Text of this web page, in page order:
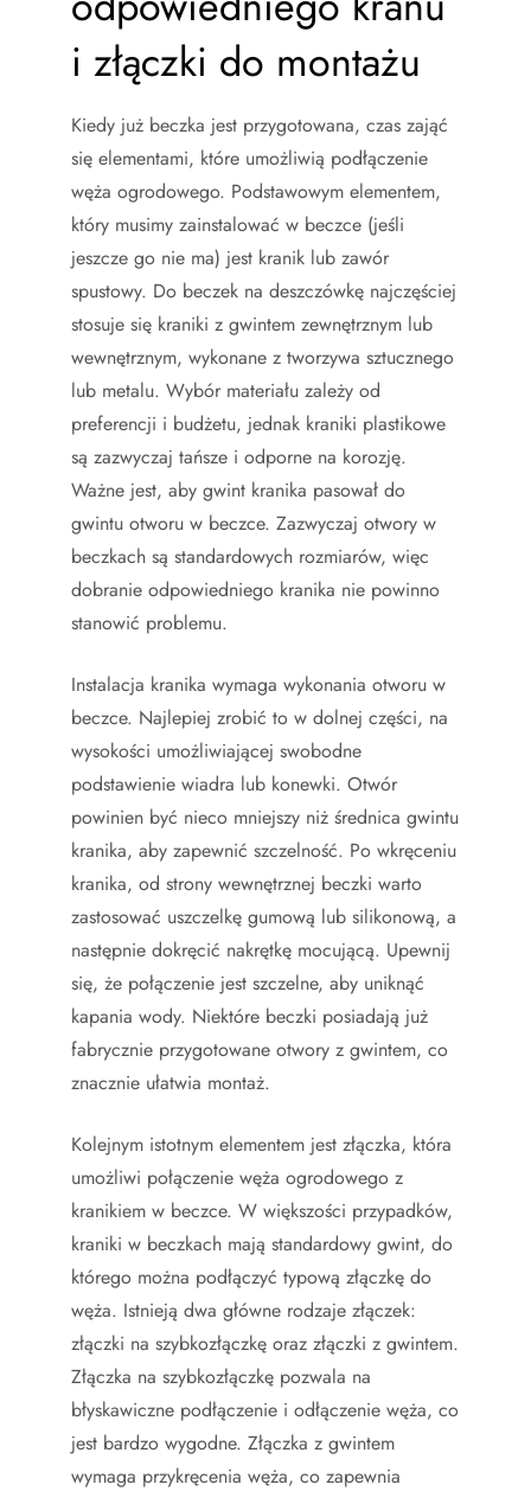
i złączki do montażu
Kiedy już beczka jest przygotowana, czas zająć
się elementami, które umożliwią podłączenie
węża ogrodowego. Podstawowym elementem,
który musimy zainstalować w beczce (jeśli
jeszcze go nie ma) jest kranik lub zawór
spustowy. Do beczek na deszczówkę najczęściej
stosuje się kraniki z gwintem zewnętrznym lub
wewnętrznym, wykonane z tworzywa sztucznego
lub metalu. Wybór materiału zależy od
preferencji i budżetu, jednak kraniki plastikowe
są zazwyczaj tańsze i odporne na korozję.
Ważne jest, aby gwint kranika pasował do
gwintu otworu w beczce. Zazwyczaj otwory w
beczkach są standardowych rozmiarów, więc
dobranie odpowiedniego kranika nie powinno
stanowić problemu.
Instalacja kranika wymaga wykonania otworu w
beczce. Najlepiej zrobić to w dolnej części, na
wysokości umożliwiającej swobodne
podstawienie wiadra lub konewki. Otwór
powinien być nieco mniejszy niż średnica gwintu
kranika, aby zapewnić szczelność. Po wkręceniu
kranika, od strony wewnętrznej beczki warto
zastosować uszczelkę gumową lub silikonową, a
następnie dokręcić nakrętkę mocującą. Upewnij
się, że połączenie jest szczelne, aby uniknąć
kapania wody. Niektóre beczki posiadają już
fabrycznie przygotowane otwory z gwintem, co
znacznie ułatwia montaż.
Kolejnym istotnym elementem jest złączka, która
umożliwi połączenie węża ogrodowego z
kranikiem w beczce. W większości przypadków,
kraniki w beczkach mają standardowy gwint, do
którego można podłączyć typową złączkę do
węża. Istnieją dwa główne rodzaje złączek:
złączki na szybkozłączkę oraz złączki z gwintem.
Złączka na szybkozłączkę pozwala na
błyskawiczne podłączenie i odłączenie węża, co
jest bardzo wygodne. Złączka z gwintem
wymaga przykręcenia węża, co zapewnia